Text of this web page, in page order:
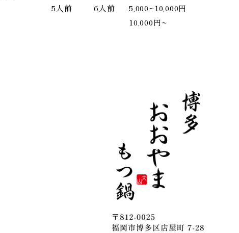
5人前
6人前
5,000~10,000円
10,000円~